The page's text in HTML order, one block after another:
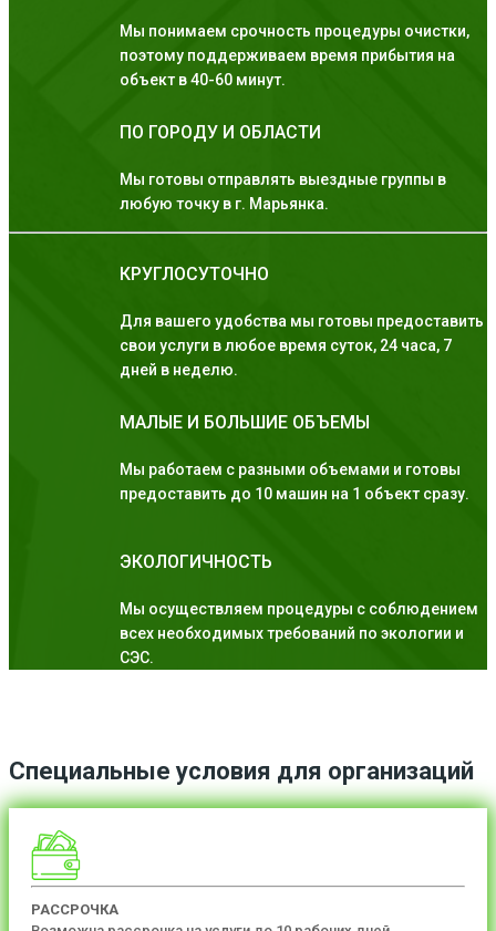
Мы понимаем срочность процедуры очистки,
поэтому поддерживаем время прибытия на
объект в 40-60 минут.
ПО ГОРОДУ И ОБЛАСТИ
Мы готовы отправлять выездные группы в
любую точку в г. Марьянка.
КРУГЛОСУТОЧНО
Для вашего удобства мы готовы предоставить
свои услуги в любое время суток, 24 часа, 7
дней в неделю.
МАЛЫЕ И БОЛЬШИЕ ОБЪЕМЫ
Мы работаем с разными объемами и готовы
предоставить до 10 машин на 1 объект сразу.
ЭКОЛОГИЧНОСТЬ
Мы осуществляем процедуры с соблюдением
всех необходимых требований по экологии и
СЭС.
Специальные условия для организаций
РАССРОЧКА